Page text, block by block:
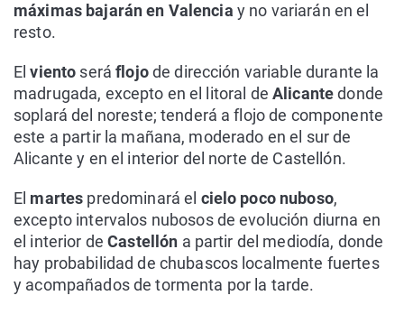
máximas bajarán en Valencia y no variarán en el
resto.
Elviento seráflojode dirección variable durante la
madrugada, excepto en el litoral deAlicantedonde
soplará del noreste; tenderá a flojo de componente
este a partir la mañana, moderado en el sur de
Alicante y en el interior del norte de Castellón.
El martes predominará el cielo poco nuboso,
excepto intervalos nubosos de evolución diurna en
el interior deCastellón a partir del mediodía, donde
hay probabilidad de chubascos localmente fuertes
y acompañados de tormenta por la tarde.